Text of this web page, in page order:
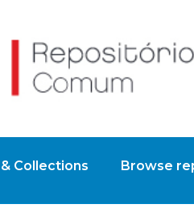
Collections Browse